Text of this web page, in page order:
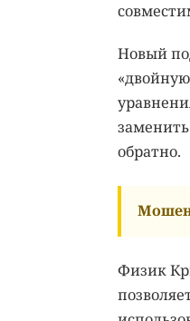
Новый
обратно.
Физик